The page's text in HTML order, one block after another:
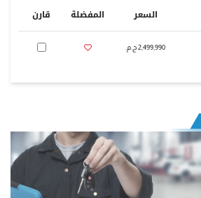
السعر
2,499,990 ج.م.‏
المفضلة قارن